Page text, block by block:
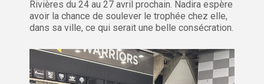
Rivières du 24 au 27 avril prochain. Nadira espère
avoir la chance de soulever le trophée chez elle,
dans sa ville, ce qui serait une belle consécration.